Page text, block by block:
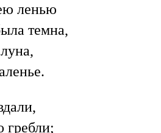
ленью
темна,
гребли;